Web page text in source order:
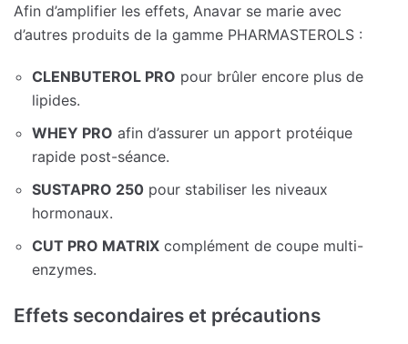
Afin d’amplifier les effets, Anavar se marie avec
d’autres produits de la gamme PHARMASTEROLS :
CLENBUTEROL PRO pour brûler encore plus de
lipides.
WHEY PRO afin d’assurer un apport protéique
rapide post-séance.
SUSTAPRO 250 pour stabiliser les niveaux
hormonaux.
CUT PRO MATRIX complément de coupe multi-
enzymes.
Effets secondaires et précautions